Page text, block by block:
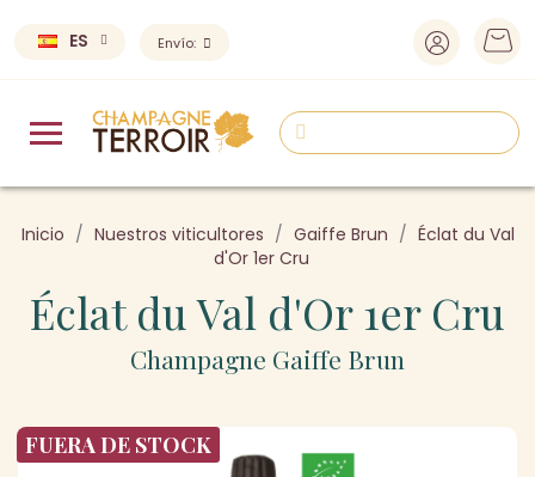
ES Envío:
Inicio Nuestros viticultores Gaiffe Brun
Éclat du Val
d'Or 1er Cru
Éclat du Val d'Or 1er Cru
Champagne Gaiffe Brun
FUERA DE STOCK